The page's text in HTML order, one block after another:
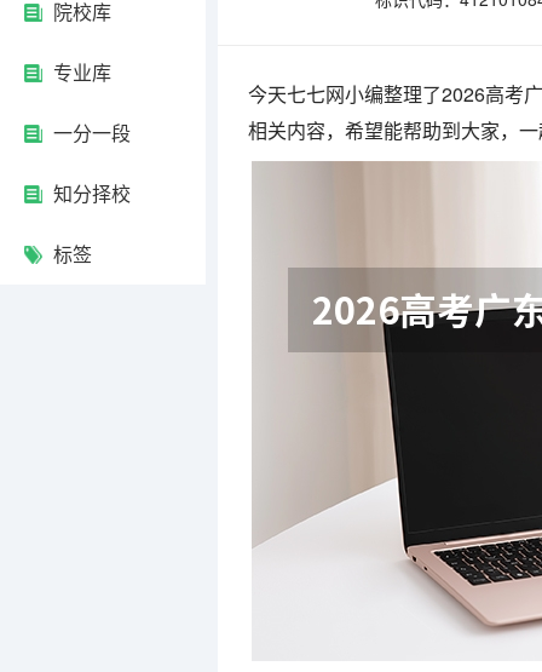
院校库
专业库
一分一段
知分择校
标签
今天七七网小编整理了2026高考
相关内容，希望能帮助到大家，